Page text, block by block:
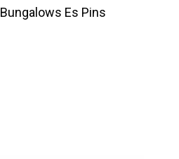
Bungalows Es Pins